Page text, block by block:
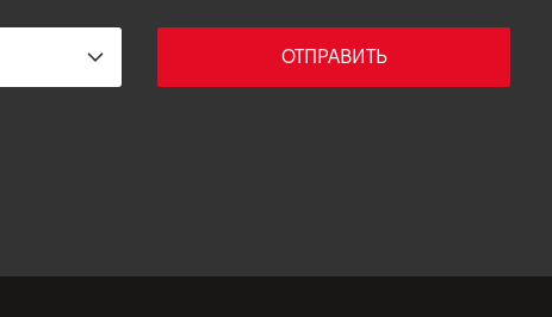
ОТПРАВИТЬ